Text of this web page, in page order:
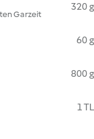
Garzeit
320 g
60 g
800 g
1 TL